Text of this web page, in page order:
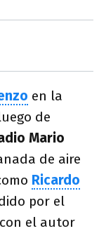
en la
de
Mario
de aire
Ricardo
por el
el autor